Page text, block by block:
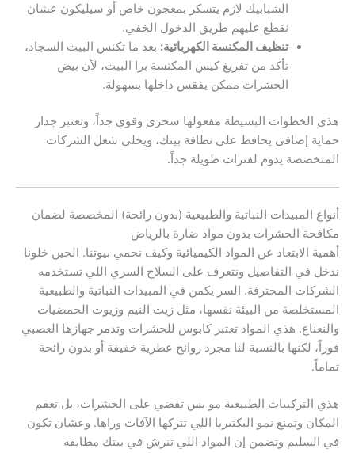
الشبابيك لازم يتسكر بمعجون خاص أو سيليكون عشان
نقطع عليهم طريق الدخول الخفي.
تنظيف المكنسة الكهربائية: بعد ما تكنس البيت السجاد،
تأكد من تفريغ كيس المكنسة برا البيت، لأن بيض
الحشرات ممكن يفقس داخلها بسهولة.
هذي الخطوات البسيطة مفعولها سحري وقوي جداً، وتعتبر جدار
حماية إضافي يحافظ على نظافة بيتك، ويخلي شغل الشركات
المتخصصة يدوم لفترات طويلة جداً.
أنواع المبيدات النباتية والطبيعية (بدون رائحة) المخصصة لضمان
مكافحة الحشرات بدون مواد ضارة بالرياض
أهمية الابتعاد عن المواد الكيميائية وكيف نحمي بيوتنا. الحين خلونا
ندخل في التفاصيل ونتعرف على السلاح السري اللي تستخدمه
الشركات المحترفة. السر يكمن في المبيدات النباتية والطبيعية
المستخلصة من البيئة نفسها، مثل زيت النيم وزيوت الحمضيات
والنعناع. هذي المواد تعتبر كابوس للحشرات وتدمر جهازها العصبي
فوراً، لكنها بالنسبة لنا مجرد روائح عطرية خفيفة أو بدون رائحة
تماماً.
هذي التركيبات الطبيعية مو بس تقضي على الحشرات، بل تعقم
المكان وتمنع نمو البكتيريا اللي تتركها الآفات وراها. وعشان تكون
في السليم وتضمن إن المواد اللي تنرش في بيتك مطابقة